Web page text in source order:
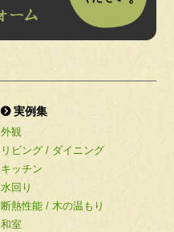
実例集
外観
リビング / ダイニング
キッチン
水回り
断熱性能 / 木の温もり
和室